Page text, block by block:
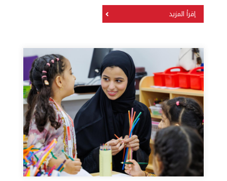
إقرأ المزيد